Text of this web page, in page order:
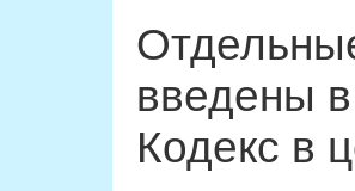
введены
Кодекс в